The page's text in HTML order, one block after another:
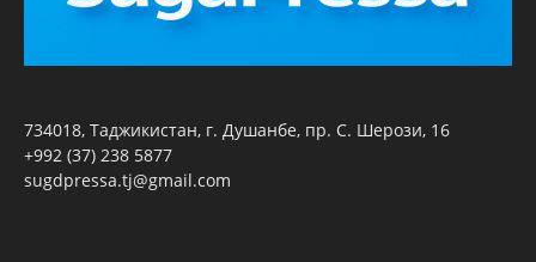
734018, Таджикистан, г. Душанбе, пр. С. Шерози, 16
+992 (37) 238 5877
sugdpressa.tj@gmail.com